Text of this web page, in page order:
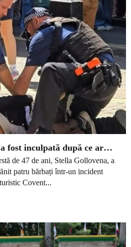
fost inculpată după ce ar…
de 47 de ani, Stella Gollovena, a
patru bărbați într-un incident
Covent...